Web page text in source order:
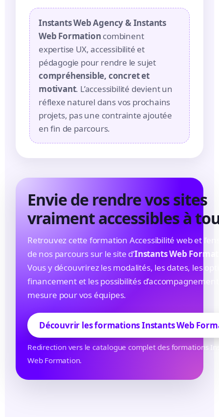
Instants Web Agency & Instants
Web Formation combinent
expertise UX, accessibilité et
pédagogie pour rendre le sujet
compréhensible, concret et
motivant. L’accessibilité devient un
réflexe naturel dans vos prochains
projets, pas une contrainte ajoutée
en fin de parcours.
Envie de rendre vos sites
vraiment accessibles à
Retrouvez cette formation Accessibilité web et
de nos parcours sur le site d’Instants Web
Vous y découvrirez les modalités, les dates, les
financement et les possibilités
mesure pour vos équipes.
Découvrir les formations Instants Web
Redirection vers le catalogue complet des formations
Web Formation.